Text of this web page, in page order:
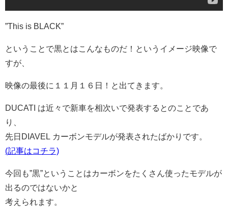
”This is BLACK”
ということで黒とはこんなものだ！というイメージ映像で
すが、
映像の最後に１１月１６日！と出てきます。
DUCATI は近々で新車を相次いで発表するとのことであ
り、
先日DIAVEL カーボンモデルが発表されたばかりです。
(記事はコチラ)
今回も”黒”ということはカーボンをたくさん使ったモデルが
出るのではないかと
考えられます。